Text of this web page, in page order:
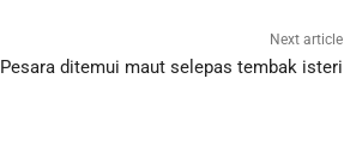
Next article
Pesara ditemui maut selepas tembak isteri